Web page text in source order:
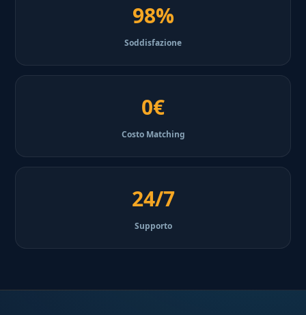
98%
Soddisfazione
0€
Costo Matching
24/7
Supporto